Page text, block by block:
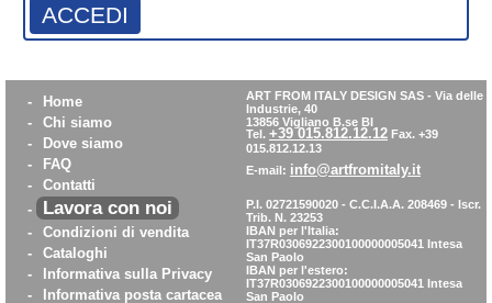
ACCEDI
-
Home
-
Chi siamo
-
Dove siamo
-
FAQ
-
Contatti
-
Lavora con noi
-
Condizioni di vendita
-
Cataloghi
-
Informativa sulla Privacy
-
Informativa posta cartacea
ART FROM ITALY DESIGN SAS - Via delle
Industrie, 40
13856 Vigliano B.se BI
Tel. +39 015.812.12.12 Fax. +39
015.812.12.13
E-mail: info@artfromitaly.it
P.I. 02721590020 - C.C.I.A.A. 208469 - Iscr.
Trib. N. 23253
IBAN per l'Italia:
IT37R0306922300100000005041 Intesa
San Paolo
IBAN per l'estero:
IT37R0306922300100000005041 Intesa
San Paolo